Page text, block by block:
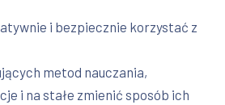
i bezpiecznie korzystać z
metod nauczania,
i na stałe zmienić sposób ich